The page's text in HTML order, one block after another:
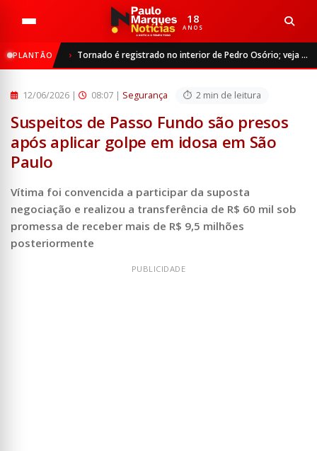
18
ANOS
PLANTÃO Tornado é registrado no interior de Pedro Osório; veja vídeo
Segurança
Suspeitos de Passo Fundo são presos após aplicar golpe em...
12/06/2026 | 08:07 | Segurança 2 min de leitura
Suspeitos de Passo Fundo são presos
após aplicar golpe em idosa em São
Paulo
Vítima foi convencida a participar da suposta
negociação e realizou a transferência de R$ 60 mil sob
promessa de receber mais de R$ 9,5 milhões
posteriormente